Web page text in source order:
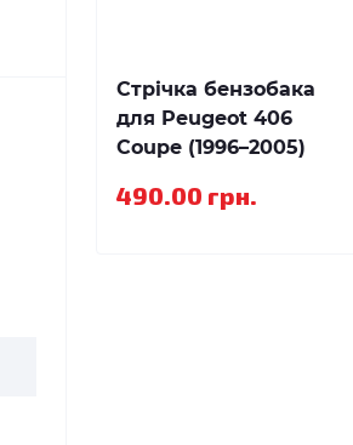
Стрічка бензобака
для Peugeot 406
Coupe (1996–2005)
490.00 грн.